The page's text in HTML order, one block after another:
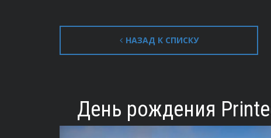
НАЗАД К СПИСКУ
День рождения